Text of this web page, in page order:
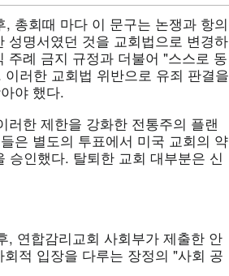
총회때 마다 이 문구는 논쟁과 항의
성명서였던 것을 교회법으로 변경하
례 금지 규정과 더불어 "스스로 동
러한 교회법 위반으로 유죄 판결을
야 했다.
러한 제한을 강화한 전통주의 플랜
은 별도의 투표에서 미국 교회의 약
승인했다. 탈퇴한 교회 대부분은 신
, 연합감리교회 사회부가 제출한 안
적 입장을 다루는 장정의 "사회 공